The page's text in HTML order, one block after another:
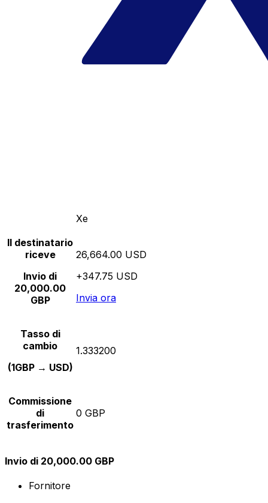
Xe
Il destinatario
riceve
Invio di
20,000.00
GBP
26,664.00 USD
+347.75 USD
Invia ora
Tasso di
cambio
(1GBP → USD)
1.333200
Commissione
di
trasferimento
0 GBP
Invio di 20,000.00 GBP
Fornitore